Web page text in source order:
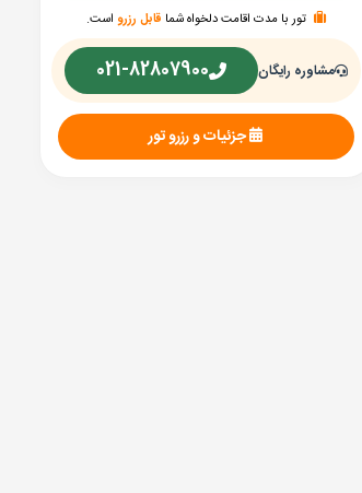
تور با مدت اقامت دلخواه شما قابل رزرو است.
مشاوره رایگان 021-82807900
جزئیات و رزرو تور